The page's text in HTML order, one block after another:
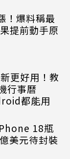
！爆料稱最
提前動手原
更好用！教
行事曆
都能用
18瓶
美元待封裝